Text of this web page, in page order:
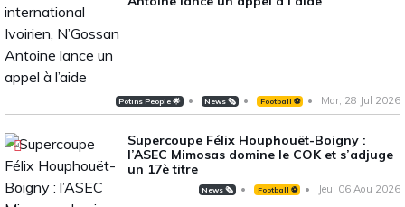
Potins People 🌟 News 🗞️ Football ⚽️ Mar, 28 Jul 2026
Supercoupe Félix Houphouët-Boigny :
l’ASEC Mimosas domine le COK et s’adjuge
un 17è titre
News 🗞️ Football ⚽️ Jeu, 06 Aou 2026